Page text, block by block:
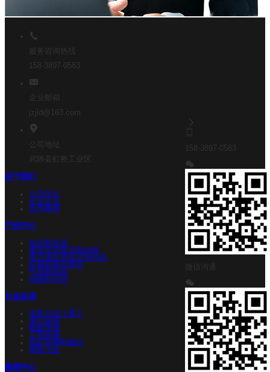
服务咨询热线
158-3897-0583
企业邮箱
jzjld@163.com
公司地址
武陟县虹桥工业区
关于我们
公司简介
企业文化
合作案例
产品中心
鼓式制动器
液压安全盘式制动器
电力液压臂盘式制动器
起重机防风装置
气动制动器
电磁制动器
行业应用
造船与海上重工
港口装卸
铁路货场
工程机械
采矿和物料搬运
钢铁冶金
新闻中心
158-3897-0583
微信沟通